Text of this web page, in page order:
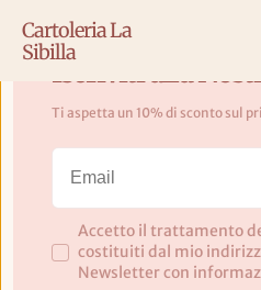
Cartoleria La
Sibilla
Astuccio Scuola
Eastpak
Proteggi i
tuoi oggetti
Iscriviti alla
Ti aspetta un 10% di sconto sul
Accetto il trattamento
costituiti dal mio
Newsletter con